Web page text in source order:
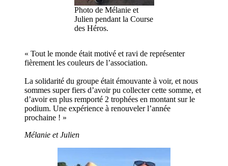
Photo de Mélanie et
Julien pendant la Course
des Héros.
« Tout le monde était motivé et ravi de représenter
fièrement les couleurs de l’association.
La solidarité du groupe était émouvante à voir, et nous
sommes super fiers d’avoir pu collecter cette somme, et
d’avoir en plus remporté 2 trophées en montant sur le
podium. Une expérience à renouveler l’année
prochaine ! »
Mélanie et Julien